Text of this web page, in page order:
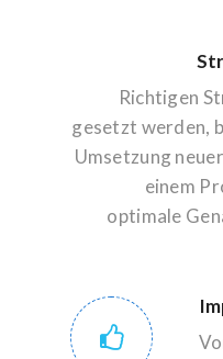
Richtigen
gesetzt werden,
Umsetzung
einem
optimale